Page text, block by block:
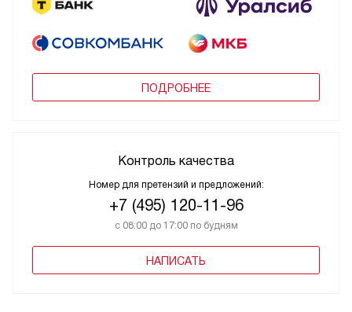
ПОДРОБНЕЕ
Контроль качества
Номер для претензий и предложений:
+7 (495) 120-11-96
с 08:00 до 17:00 по будням
НАПИСАТЬ